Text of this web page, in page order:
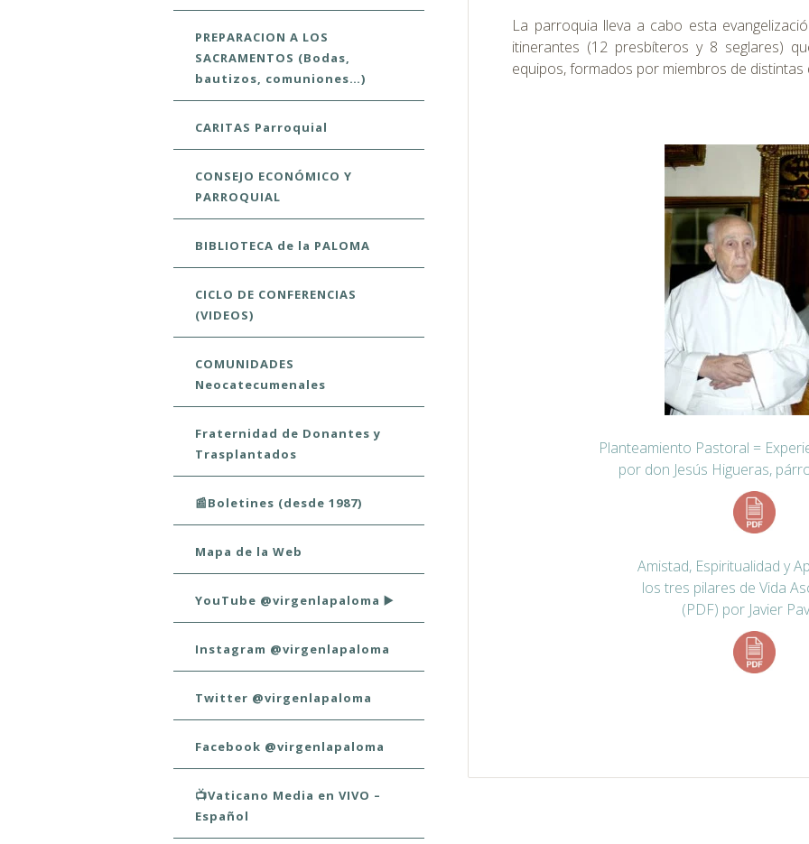
PREPARACION A LOS
SACRAMENTOS (Bodas,
bautizos, comuniones…)
CARITAS Parroquial
CONSEJO ECONÓMICO Y
PARROQUIAL
BIBLIOTECA de la PALOMA
CICLO DE CONFERENCIAS
(VIDEOS)
COMUNIDADES
Neocatecumenales
Fraternidad de Donantes y
Trasplantados
📰Boletines (desde 1987)
Mapa de la Web
YouTube @virgenlapaloma ▶️
Instagram @virgenlapaloma
Twitter @virgenlapaloma
Facebook @virgenlapaloma
📺Vaticano Media en VIVO –
Español
La parroquia lleva a cabo esta
itinerantes (12 presbíteros y 8 seglares)
equipos, formados por miembros de distintas
Planteamiento Pastoral =
por don Jesús Higueras,
Amistad, Espiritualidad y
los tres pilares de Vida
(PDF) por Javier